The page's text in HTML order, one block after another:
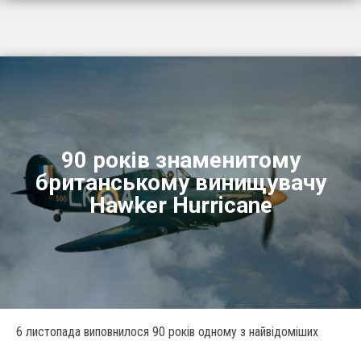
90 років знаменитому
британському винищувачу
Hawker Hurricane
6 листопада виповнилося 90 років одному з найвідоміших